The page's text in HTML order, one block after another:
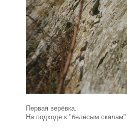
Первая верёвка.
На подходе к "белёсым скалам".